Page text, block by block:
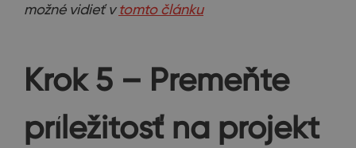
možné vidieť vtomto článku
Krok 5 – Premeňte
príležitosť na projekt